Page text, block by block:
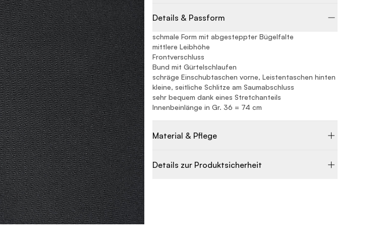
Details & Passform
schmale Form mit abgesteppter Bügelfalte
mittlere Leibhöhe
Frontverschluss
Bund mit Gürtelschlaufen
schräge Einschubtaschen vorne, Leistentaschen hinten
kleine, seitliche Schlitze am Saumabschluss
sehr bequem dank eines Stretchanteils
Innenbeinlänge in Gr. 36 = 74 cm
Material & Pflege
Details zur Produktsicherheit